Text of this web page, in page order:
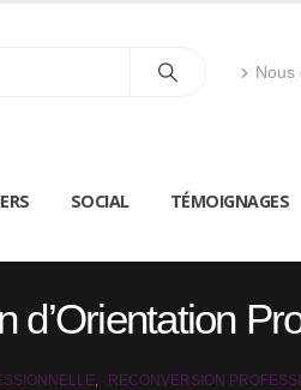
Nous
SOCIAL TÉMOIGNAGES
d’Orientation
RECONVERSION